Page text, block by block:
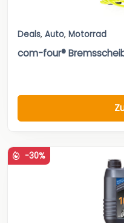
Deals, Auto, Motorrad
com-four®
-30%